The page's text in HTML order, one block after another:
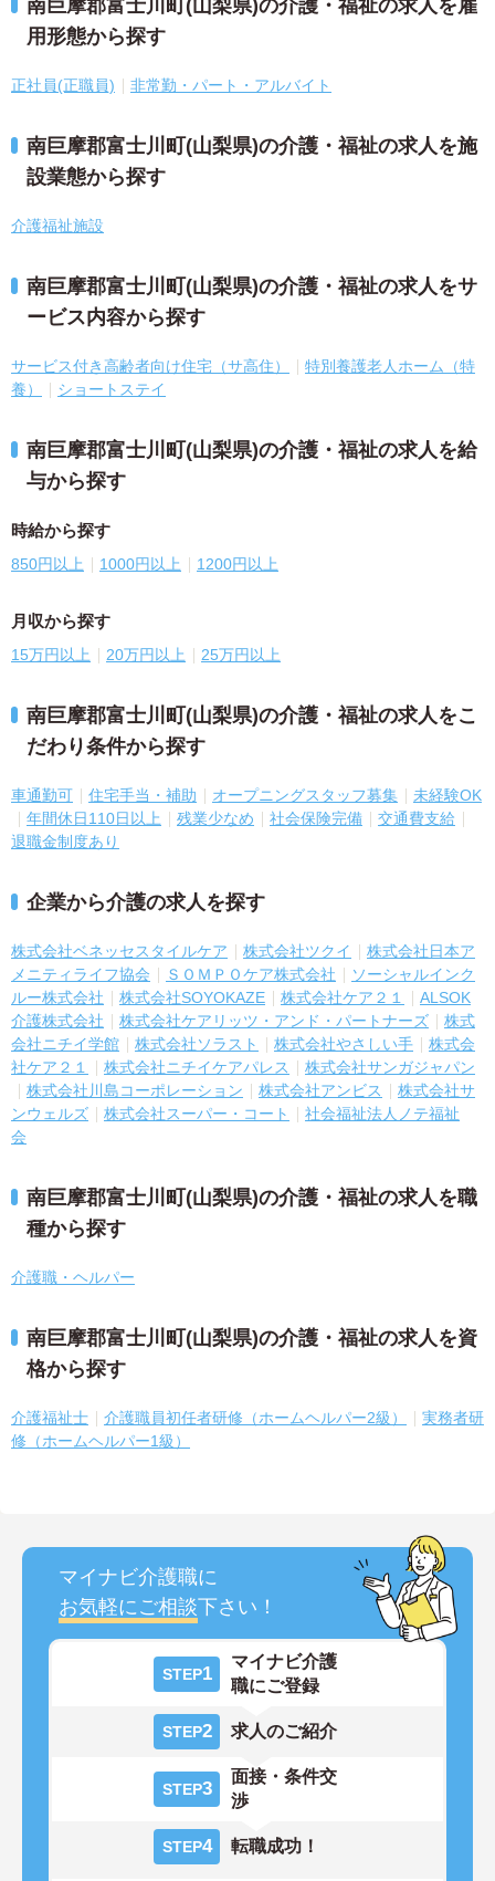
南巨摩郡富士川町(山梨県)の介護・福祉の求人を雇
用形態から探す
正社員(正職員) 非常勤・パート・アルバイト
南巨摩郡富士川町(山梨県)の介護・福祉の求人を施
設業態から探す
介護福祉施設
南巨摩郡富士川町(山梨県)の介護・福祉の求人をサ
ービス内容から探す
サービス付き高齢者向け住宅（サ高住）
特別養護老人ホーム（特
養）
ショートステイ
南巨摩郡富士川町(山梨県)の介護・福祉の求人を給
与から探す
時給から探す
850円以上 1000円以上 1200円以上
月収から探す
15万円以上 20万円以上 25万円以上
南巨摩郡富士川町(山梨県)の介護・福祉の求人をこ
だわり条件から探す
車通勤可 住宅手当・補助 オープニングスタッフ募集
未経験OK
年間休日110日以上
残業少なめ 社会保険完備
交通費支給
退職金制度あり
企業から介護の求人を探す
株式会社ベネッセスタイルケア 株式会社ツクイ
株式会社日本ア
メニティライフ協会
ＳＯＭＰＯケア株式会社
ソーシャルインク
ルー株式会社
株式会社SOYOKAZE 株式会社ケア２１
ALSOK
介護株式会社
株式会社ケアリッツ・アンド・パートナーズ
株式
会社ニチイ学館
株式会社ソラスト 株式会社やさしい手
株式会
社ケア２１
株式会社ニチイケアパレス
株式会社サンガジャパン
株式会社川島コーポレーション
株式会社アンビス
株式会社サ
ンウェルズ
株式会社スーパー・コート
社会福祉法人ノテ福祉
会
南巨摩郡富士川町(山梨県)の介護・福祉の求人を職
種から探す
介護職・ヘルパー
南巨摩郡富士川町(山梨県)の介護・福祉の求人を資
格から探す
介護福祉士 介護職員初任者研修（ホームヘルパー2級）
実務者研
修（ホームヘルパー1級）
マイナビ介護職に
お気軽にご相談下さい！
STEP1
マイナビ介護
職にご登録
STEP2 求人のご紹介
STEP3
面接・条件交
渉
STEP4 転職成功！